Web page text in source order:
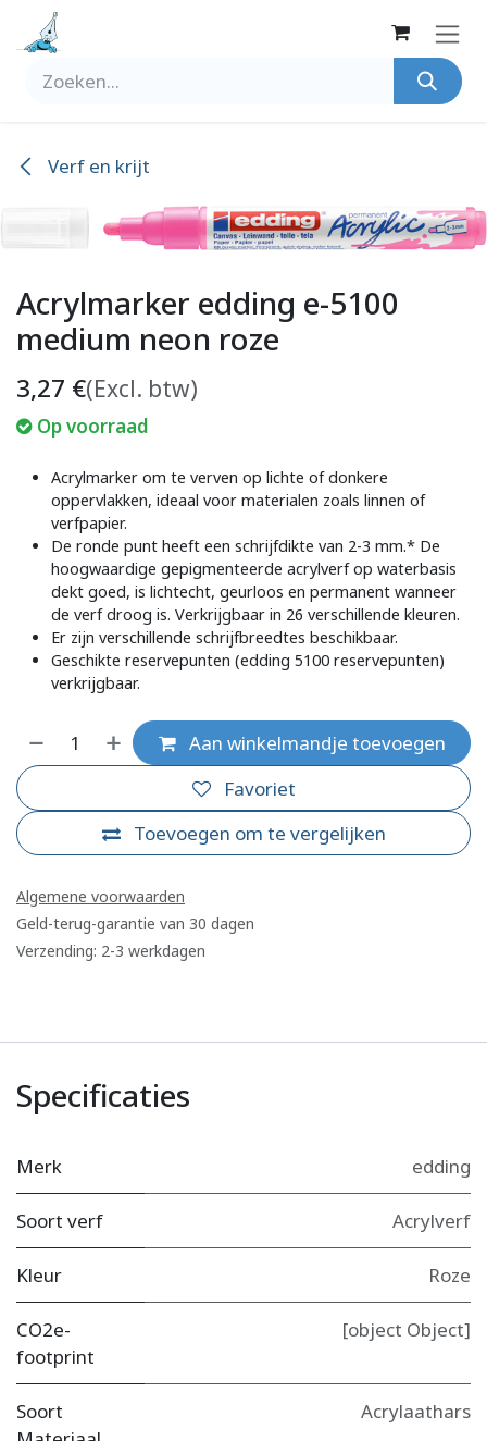
Overslaan naar inhoud
Verf en krijt
Acrylmarker edding e-5100
medium neon roze
3,27 €(Excl. btw)
Op voorraad
Acrylmarker om te verven op lichte of donkere
oppervlakken, ideaal voor materialen zoals linnen of
verfpapier.
De ronde punt heeft een schrijfdikte van 2-3 mm.* De
hoogwaardige gepigmenteerde acrylverf op waterbasis
dekt goed, is lichtecht, geurloos en permanent wanneer
de verf droog is. Verkrijgbaar in 26 verschillende kleuren.
Er zijn verschillende schrijfbreedtes beschikbaar.
Geschikte reservepunten (edding 5100 reservepunten)
verkrijgbaar.
Aan winkelmandje toevoegen
Toevoegen om te vergelijken
Favoriet
Algemene voorwaarden
Geld-terug-garantie van 30 dagen
Verzending: 2-3 werkdagen
Specificaties
Merk edding
Soort verf Acrylverf
Kleur Roze
CO2e-
footprint
[object Object]
Soort
Acrylaathars